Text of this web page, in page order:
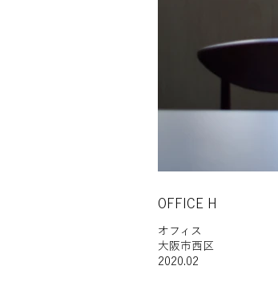
OFFICE H
オフィス
大阪市西区
2020.02